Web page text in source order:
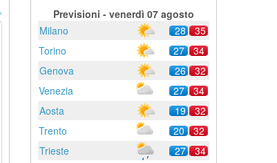
Previsioni - venerdì 07 agosto
Milano
28
35
Torino
27
34
Genova
26
32
Venezia
27
34
Aosta
19
32
Trento
20
32
Trieste
27
34